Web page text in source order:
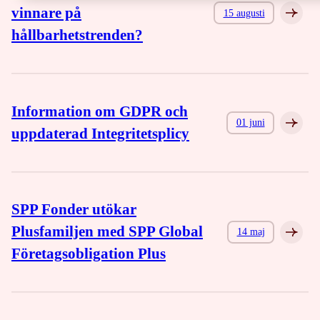
vinnare på
hållbarhetstrenden?
15 augusti
Information om GDPR och
uppdaterad Integritetsplicy
01 juni
SPP Fonder utökar
Plusfamiljen med SPP Global
Företagsobligation Plus
14 maj